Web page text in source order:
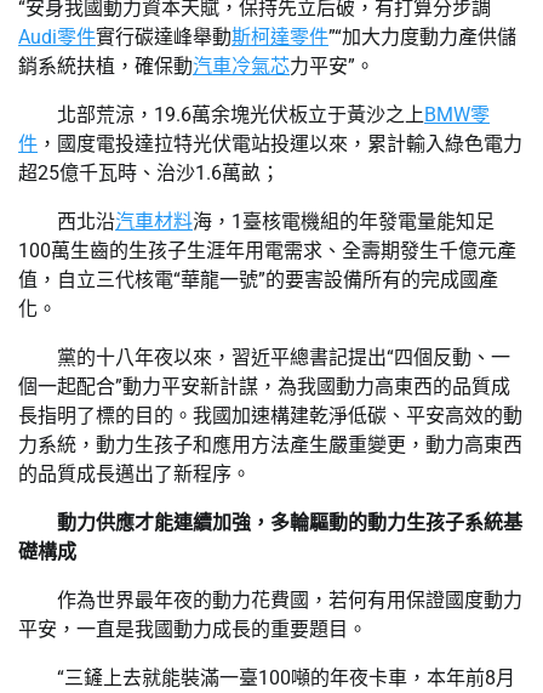
“安身我國動力資本天賦，保持先立后破，有打算分步調
Audi零件實行碳達峰舉動斯柯達零件”“加大力度動力產供儲
銷系統扶植，確保動汽車冷氣芯力平安”。
北部荒涼，19.6萬余塊光伏板立于黃沙之上BMW零
件 ，國度電投達拉特光伏電站投運以來，累計輸入綠色電力
超25億千瓦時、治沙1.6萬畝；
西北沿汽車材料海，1臺核電機組的年發電量能知足
100萬生齒的生孩子生涯年用電需求、全壽期發生千億元產
值，自立三代核電“華龍一號”的要害設備所有的完成國產
化。
黨的十八年夜以來，習近平總書記提出“四個反動、一
個一起配合”動力平安新計謀，為我國動力高東西的品質成
長指明了標的目的。我國加速構建乾淨低碳、平安高效的動
力系統，動力生孩子和應用方法產生嚴重變更，動力高東西
的品質成長邁出了新程序。
動力供應才能連續加強，多輪驅動的動力生孩子系統基
礎構成
作為世界最年夜的動力花費國，若何有用保證國度動力
平安，一直是我國動力成長的重要題目。
“三鏟上去就能裝滿一臺100噸的年夜卡車，本年前8月